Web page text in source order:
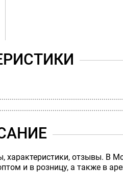
характеристики, отзывы. В
и в розницу, а также в